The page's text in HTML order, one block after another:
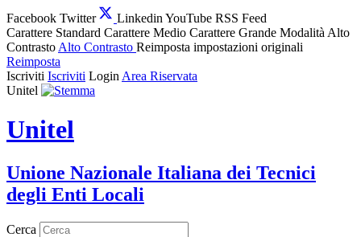
Facebook Twitter Linkedin YouTube RSS Feed
Carattere Standard Carattere Medio Carattere Grande Modalità Alto
Contrasto Alto Contrasto Reimposta impostazioni originali
Reimposta
Iscriviti Iscriviti Login Area Riservata
Unitel
Unitel
Unione Nazionale Italiana dei Tecnici
degli Enti Locali
Cerca